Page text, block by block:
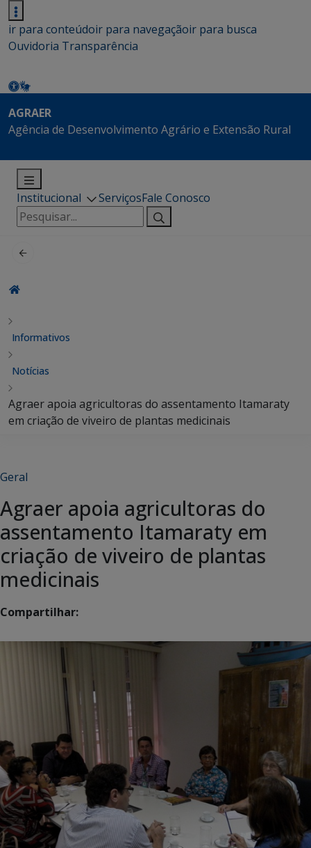
ir para conteúdoir para navegaçãoir para busca
Ouvidoria Transparência
AGRAER
Agência de Desenvolvimento Agrário e Extensão Rural
Institucional ServiçosFale Conosco
Pesquisar
por:
Informativos
Notícias
Agraer apoia agricultoras do assentamento Itamaraty
em criação de viveiro de plantas medicinais
Geral
Agraer apoia agricultoras do
assentamento Itamaraty em
criação de viveiro de plantas
medicinais
Compartilhar: